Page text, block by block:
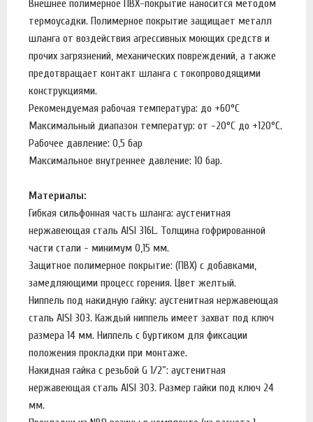
Внешнее полимерное ПВХ-покрытие наносится методом
термоусадки. Полимерное покрытие защищает металл
шланга от воздействия агрессивных моющих средств и
прочих загрязнений, механических повреждений, а также
предотвращает контакт шланга с токопроводящими
конструкциями.
Рекомендуемая рабочая температура: до +60°C
Максимальный диапазон температур: от -20°C до +120°C.
Рабочее давление: 0,5 бар
Максимальное внутреннее давление: 10 бар.
Материалы:
Гибкая сильфонная часть шланга: аустенитная
нержавеющая сталь AISI 316L. Толщина гофрированной
части стали - минимум 0,15 мм.
Защитное полимерное покрытие: (ПВХ) с добавками,
замедляющими процесс горения. Цвет желтый.
Ниппель под накидную гайку: аустенитная нержавеющая
сталь AISI 303. Каждый ниппель имеет захват под ключ
размера 14 мм. Ниппель с буртиком для фиксации
положения прокладки при монтаже.
Накидная гайка с резьбой G 1/2”: аустенитная
нержавеющая сталь AISI 303. Размер гайки под ключ 24
мм.